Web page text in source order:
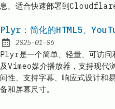
息。适合快速部署到
Plyr：简化的HTML5、
Published:
2025-01-06
Plyr是一个简单、轻量、可访问
及Vimeo媒介播放器，支持现代
问性、支持字幕、响应式设计和
备和屏幕尺寸。